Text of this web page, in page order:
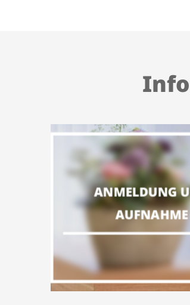
ANMELDUNG
AUFNAHME